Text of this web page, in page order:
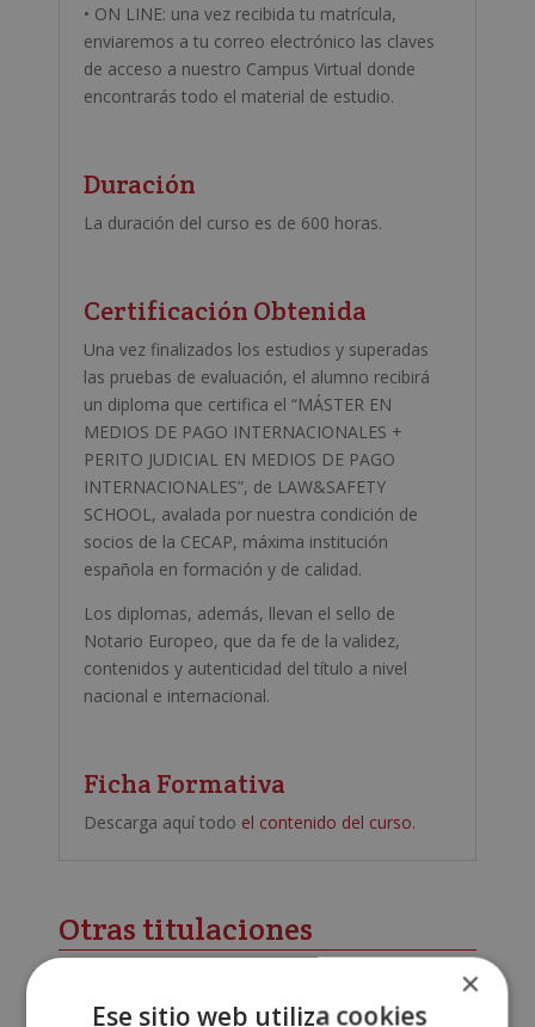
• ON LINE: una vez recibida tu matrícula,
enviaremos a tu correo electrónico las claves
de acceso a nuestro Campus Virtual donde
encontrarás todo el material de estudio.
Duración
La duración del curso es de 600 horas.
Certificación Obtenida
Una vez finalizados los estudios y superadas
las pruebas de evaluación, el alumno recibirá
un diploma que certifica el “MÁSTER EN
MEDIOS DE PAGO INTERNACIONALES +
PERITO JUDICIAL EN MEDIOS DE PAGO
INTERNACIONALES”, de LAW&SAFETY
SCHOOL, avalada por nuestra condición de
socios de la CECAP, máxima institución
española en formación y de calidad.
Los diplomas, además, llevan el sello de
Notario Europeo, que da fe de la validez,
contenidos y autenticidad del título a nivel
nacional e internacional.
Ficha Formativa
Descarga aquí todo el contenido del curso.
Otras titulaciones
×
Ese sitio web utiliza cookies